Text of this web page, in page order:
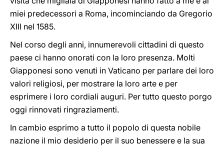
miei predecessori a Roma, incominciando da Gregorio
XIII nel 1585.
Nel corso degli anni, innumerevoli cittadini di questo
paese ci hanno onorati con la loro presenza. Molti
Giapponesi sono venuti in Vaticano per parlare dei loro
valori religiosi, per mostrare la loro arte e per
esprimere i loro cordiali auguri. Per tutto questo porgo
oggi rinnovati ringraziamenti.
In cambio esprimo a tutto il popolo di questa nobile
nazione il mio desiderio per il suo benessere e la sua